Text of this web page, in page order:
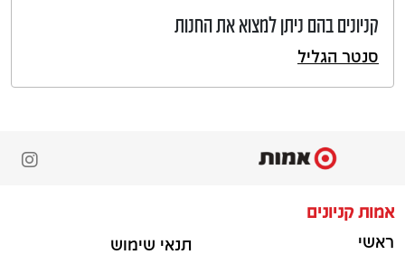
קניונים בהם ניתן למצוא את החנות
סנטר הגליל
אמות קניונים
ראשי
תנאי שימוש